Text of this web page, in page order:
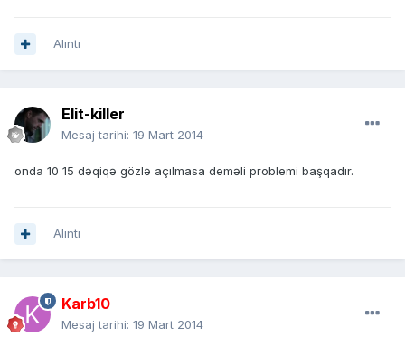
Alıntı
Elit-killer
Mesaj tarihi: 19 Mart 2014
onda 10 15 dəqiqə gözlə açılmasa deməli problemi başqadır.
Alıntı
Karb10
Mesaj tarihi: 19 Mart 2014